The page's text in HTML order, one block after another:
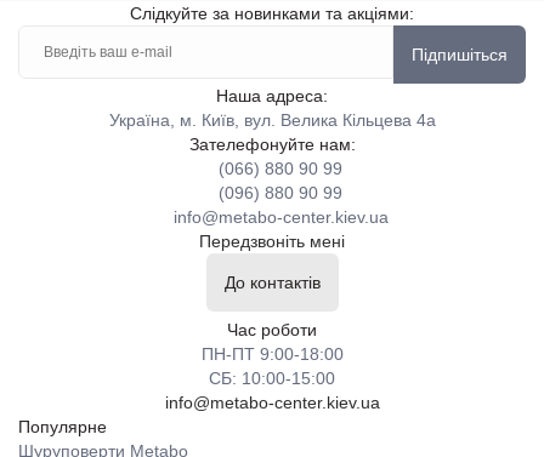
Слідкуйте за новинками та акціями:
Підпишіться
Наша адреса:
Україна, м. Київ, вул. Велика Кільцева 4а
Зателефонуйте нам:
(066) 880 90 99
(096) 880 90 99
info@metabo-center.kiev.ua
Передзвоніть мені
До контактів
Час роботи
ПН-ПТ 9:00-18:00
СБ: 10:00-15:00
info@metabo-center.kiev.ua
Популярне
Шуруповерти Metabo